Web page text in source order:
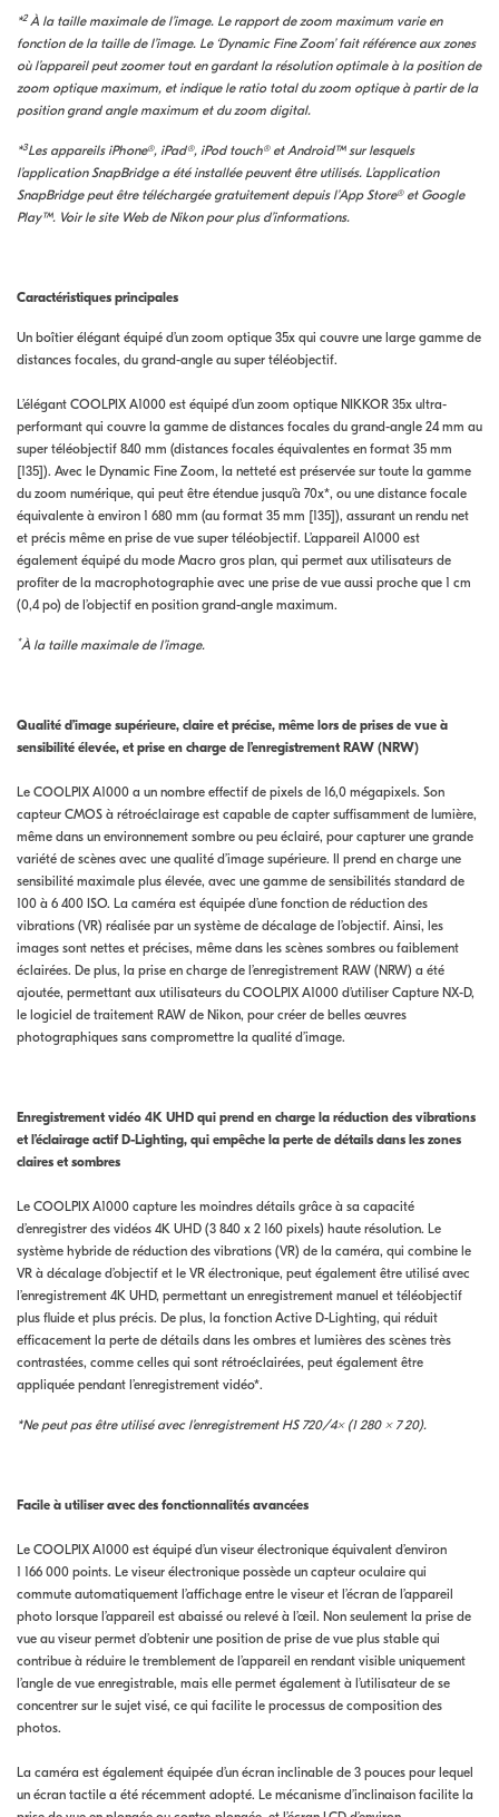
*2À la taille maximale de l’image. Le rapport de zoom maximum varie en
fonction de la taille de l’image. Le ‘Dynamic Fine Zoom’ fait référence aux zones
où l’appareil peut zoomer tout en gardant la résolution optimale à la position de
zoom optique maximum, et indique le ratio total du zoom optique à partir de la
position grand angle maximum et du zoom digital.
*3Les appareils iPhone®, iPad®, iPod touch® et Android™ sur lesquels
l’application SnapBridge a été installée peuvent être utilisés. L’application
SnapBridge peut être téléchargée gratuitement depuis l’App Store® et Google
Play™. Voir le site Web de Nikon pour plus d’informations.
Caractéristiques principales
Un boîtier élégant équipé d’un zoom optique 35x qui couvre une large gamme de
distances focales, du grand-angle au super téléobjectif.
L’élégant COOLPIX A1000 est équipé d’un zoom optique NIKKOR 35x ultra-
performant qui couvre la gamme de distances focales du grand-angle 24 mm au
super téléobjectif 840 mm (distances focales équivalentes en format 35 mm
[135]). Avec le Dynamic Fine Zoom, la netteté est préservée sur toute la gamme
du zoom numérique, qui peut être étendue jusqu’à 70x*, ou une distance focale
équivalente à environ 1 680 mm (au format 35 mm [135]), assurant un rendu net
et précis même en prise de vue super téléobjectif. L’appareil A1000 est
également équipé du mode Macro gros plan, qui permet aux utilisateurs de
profiter de la macrophotographie avec une prise de vue aussi proche que 1 cm
(0,4 po) de l’objectif en position grand-angle maximum.
*À la taille maximale de l’image.
Qualité d’image supérieure, claire et précise, même lors de prises de vue à
sensibilité élevée, et prise en charge de l’enregistrement RAW (NRW)
Le COOLPIX A1000 a un nombre effectif de pixels de 16,0 mégapixels. Son
capteur CMOS à rétroéclairage est capable de capter suffisamment de lumière,
même dans un environnement sombre ou peu éclairé, pour capturer une grande
variété de scènes avec une qualité d’image supérieure. Il prend en charge une
sensibilité maximale plus élevée, avec une gamme de sensibilités standard de
100 à 6 400 ISO. La caméra est équipée d’une fonction de réduction des
vibrations (VR) réalisée par un système de décalage de l’objectif. Ainsi, les
images sont nettes et précises, même dans les scènes sombres ou faiblement
éclairées. De plus, la prise en charge de l’enregistrement RAW (NRW) a été
ajoutée, permettant aux utilisateurs du COOLPIX A1000 d’utiliser Capture NX-D,
le logiciel de traitement RAW de Nikon, pour créer de belles œuvres
photographiques sans compromettre la qualité d’image.
Enregistrement vidéo 4K UHD qui prend en charge la réduction des vibrations
et l’éclairage actif D-Lighting, qui empêche la perte de détails dans les zones
claires et sombres
Le COOLPIX A1000 capture les moindres détails grâce à sa capacité
d’enregistrer des vidéos 4K UHD (3 840 x 2 160 pixels) haute résolution. Le
système hybride de réduction des vibrations (VR) de la caméra, qui combine le
VR à décalage d’objectif et le VR électronique, peut également être utilisé avec
l’enregistrement 4K UHD, permettant un enregistrement manuel et téléobjectif
plus fluide et plus précis. De plus, la fonction Active D-Lighting, qui réduit
efficacement la perte de détails dans les ombres et lumières des scènes très
contrastées, comme celles qui sont rétroéclairées, peut également être
appliquée pendant l’enregistrement vidéo*.
*Ne peut pas être utilisé avec l’enregistrement HS 720/4× (1 280 × 7 20).
Facile à utiliser avec des fonctionnalités avancées
Le COOLPIX A1000 est équipé d’un viseur électronique équivalent d’environ
1 166 000 points. Le viseur électronique possède un capteur oculaire qui
commute automatiquement l’affichage entre le viseur et l’écran de l’appareil
photo lorsque l’appareil est abaissé ou relevé à l’œil. Non seulement la prise de
vue au viseur permet d’obtenir une position de prise de vue plus stable qui
contribue à réduire le tremblement de l’appareil en rendant visible uniquement
l’angle de vue enregistrable, mais elle permet également à l’utilisateur de se
concentrer sur le sujet visé, ce qui facilite le processus de composition des
photos.
La caméra est également équipée d’un écran inclinable de 3 pouces pour lequel
un écran tactile a été récemment adopté. Le mécanisme d’inclinaison facilite la